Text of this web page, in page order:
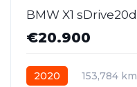
€20.900
2020 153,784 km